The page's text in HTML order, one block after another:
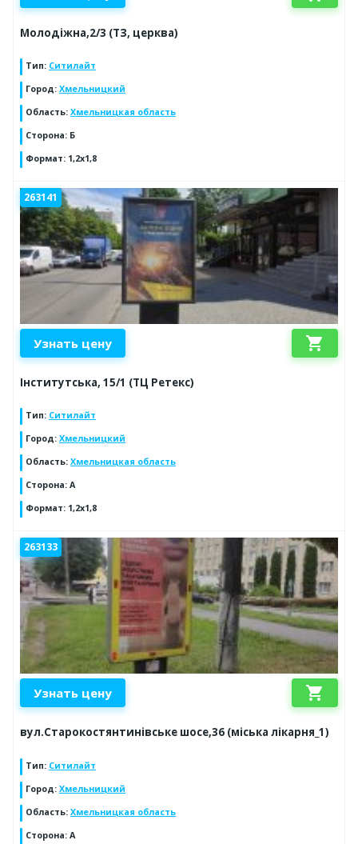
Молодіжна,2/3 (ТЗ, церква)
Тип: Ситилайт
Город: Хмельницкий
Область: Хмельницкая область
Сторона: Б
Формат: 1,2х1,8
263141
Узнать цену shopping_cart
Інститутська, 15/1 (ТЦ Ретекс)
Тип: Ситилайт
Город: Хмельницкий
Область: Хмельницкая область
Сторона: А
Формат: 1,2х1,8
263133
Узнать цену shopping_cart
вул.Старокостянтинівське шосе,36 (міська лікарня_1)
Тип: Ситилайт
Город: Хмельницкий
Область: Хмельницкая область
Сторона: А